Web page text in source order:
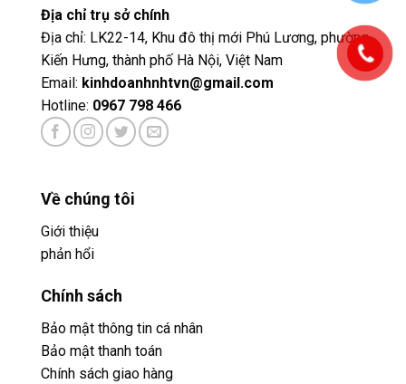
Địa chỉ trụ sở chính
Địa chỉ: LK22-14, Khu đô thị mới Phú Lương, phường
Kiến Hưng, thành phố Hà Nội, Việt Nam
Email: kinhdoanhnhtvn@gmail.com
Hotline: 0967 798 466
Về chúng tôi
Giới thiệu
phản hổi
Chính sách
Bảo mật thông tin cá nhân
Bảo mật thanh toán
Chính sách giao hàng